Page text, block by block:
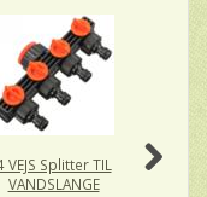
VEJS Splitter TIL
VANDSLANGE